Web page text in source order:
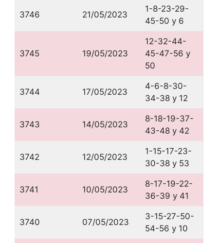
3746 21/05/2023
1-8-23-29-
45-50 y 6
3745 19/05/2023
12-32-44-
45-47-56 y
50
3744 17/05/2023
4-6-8-30-
34-38 y 12
3743 14/05/2023
8-18-19-37-
43-48 y 42
3742 12/05/2023
1-15-17-23-
30-38 y 53
3741 10/05/2023
8-17-19-22-
36-39 y 41
3740 07/05/2023
3-15-27-50-
54-56 y 10